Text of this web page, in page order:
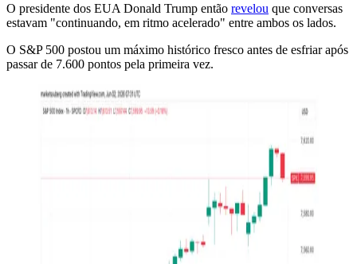
O presidente dos EUA Donald Trump então revelou que conversas
estavam "continuando, em ritmo acelerado" entre ambos os lados.
O S&P 500 postou um máximo histórico fresco antes de esfriar após
passar de 7.600 pontos pela primeira vez.